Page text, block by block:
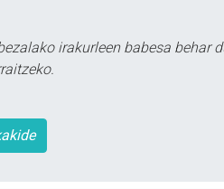
irakurleen babesa